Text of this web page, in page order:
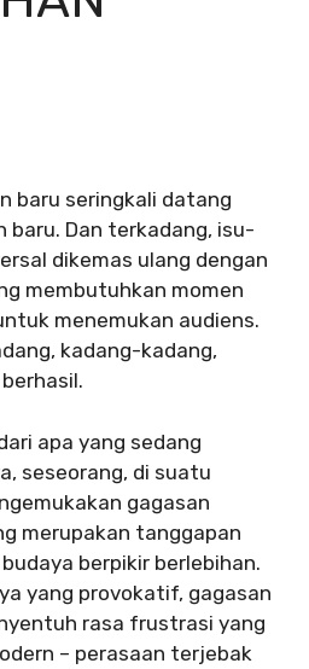
baru seringkali datang
baru. Dan terkadang, isu-
dikemas ulang dengan
membutuhkan momen
menemukan audiens.
kadang-kadang,
apa yang sedang
seseorang, di suatu
gagasan
merupakan tanggapan
berpikir berlebihan.
yang provokatif, gagasan
rasa frustrasi yang
– perasaan terjebak